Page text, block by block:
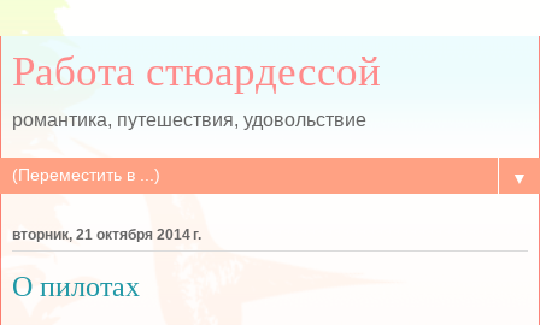
Работа стюардессой
романтика, путешествия, удовольствие
▼
вторник, 21 октября 2014 г.
О пилотах